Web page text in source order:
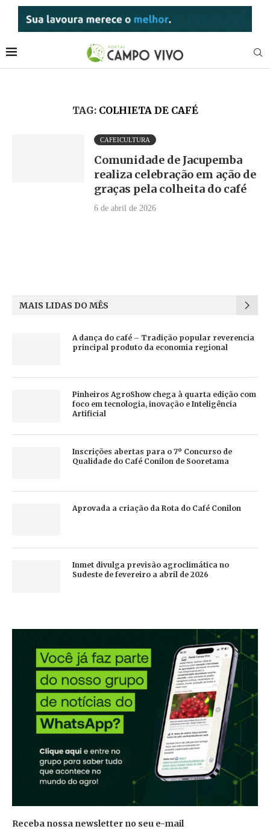
TAG: COLHIETA DE CAFÉ
CAFEICULTURA
Comunidade de Jacupemba
realiza celebração em ação de
graças pela colheita do café
6 de abril de 2026
MAIS LIDAS DO MÊS
A dança do café – Tradição popular reverencia
principal produto da economia regional
Pinheiros AgroShow chega à quarta edição com
foco em tecnologia, inovação e Inteligência
Artificial
Inscrições abertas para o 7º Concurso de
Qualidade do Café Conilon de Sooretama
Aprovada a criação da Rota do Café Conilon
Inmet divulga previsão agroclimática no
Sudeste de fevereiro a abril de 2026
Receba nossa newsletter no seu e-mail